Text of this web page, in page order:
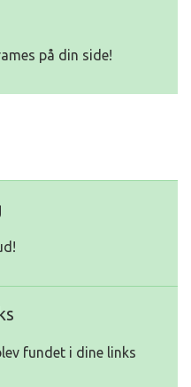
på din side!
fundet i dine links